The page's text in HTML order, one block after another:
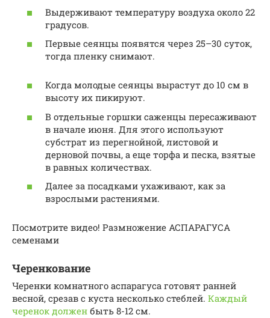
Выдерживают температуру воздуха около 22
градусов.
Первые сеянцы появятся через 25–30 суток,
тогда пленку снимают.
Когда молодые сеянцы вырастут до 10 см в
высоту их пикируют.
В отдельные горшки саженцы пересаживают
в начале июня. Для этого используют
субстрат из перегнойной, листовой и
дерновой почвы, а еще торфа и песка, взятые
в равных количествах.
Далее за посадками ухаживают, как за
взрослыми растениями.
Посмотрите видео! Размножение АСПАРАГУСА
семенами
Черенкование
Черенки комнатного аспарагуса готовят ранней
весной, срезав с куста несколько стеблей. Каждый
черенок должен быть 8-12 см.